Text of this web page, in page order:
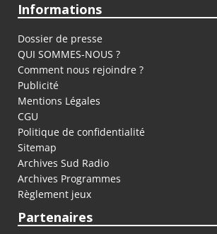
Informations
Dossier de presse
QUI SOMMES-NOUS ?
Comment nous rejoindre ?
Publicité
Mentions Légales
CGU
Politique de confidentialité
Sitemap
Archives Sud Radio
Archives Programmes
Règlement jeux
Partenaires